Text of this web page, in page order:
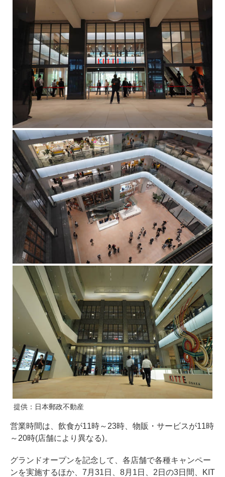
提供：日本郵政不動産
営業時間は、飲食が11時～23時、物販・サービスが11時
～20時(店舗により異なる)。
グランドオープンを記念して、各店舗で各種キャンペー
ンを実施するほか、7月31日、8月1日、2日の3日間、KIT